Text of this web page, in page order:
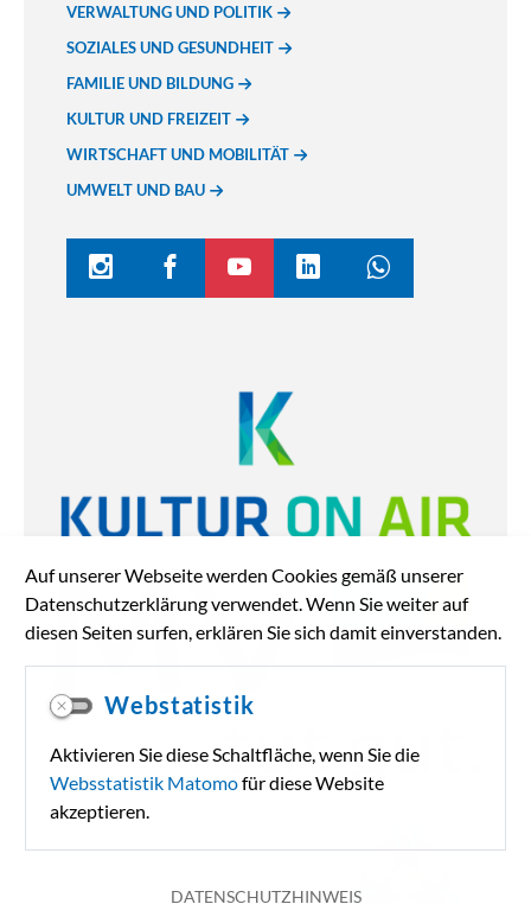
Auf unserer Webseite werden Cookies gemäß unserer
Datenschutzerklärung verwendet. Wenn Sie weiter auf
diesen Seiten surfen, erklären Sie sich damit einverstanden.
Webstatistik
Aktivieren Sie diese Schaltfläche, wenn Sie die
Websstatistik Matomofür diese Website
akzeptieren.
DATENSCHUTZHINWEIS
VERWALTUNG UND POLITIK
SOZIALES UND GESUNDHEIT
FAMILIE UND BILDUNG
KULTUR UND FREIZEIT
WIRTSCHAFT UND MOBILITÄT
UMWELT UND BAU